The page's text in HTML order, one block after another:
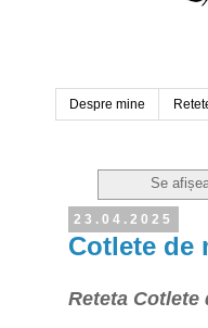
Despre mine
Se
23.04.2025
Cotlete de
Reteta Cotlete